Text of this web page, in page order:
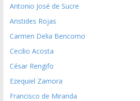
Antonio José de Sucre
Aristides Rojas
Carmen Delia Bencomo
Cecilio Acosta
César Rengifo
Ezequiel Zamora
Francisco de Miranda